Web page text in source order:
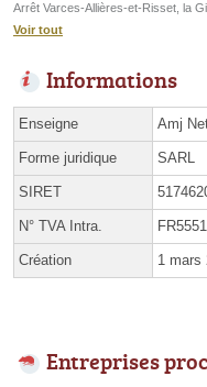
Arrêt Varces-Allières-et-Risset, la
Voir tout
Informations
Enseigne Amj
Forme juridique SARL
SIRET
N° TVA Intra.
Création 1 mars
Entreprises